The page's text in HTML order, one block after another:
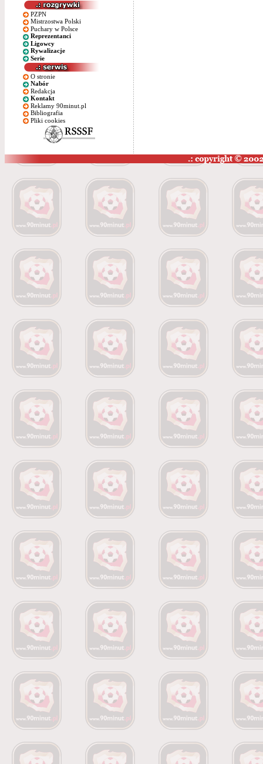
PZPN
Mistrzostwa Polski
Puchary w Polsce
Reprezentanci
Ligowcy
Rywalizacje
Serie
O stronie
Nabór
Redakcja
Kontakt
Reklamy 90minut.pl
Bibliografia
Pliki cookies